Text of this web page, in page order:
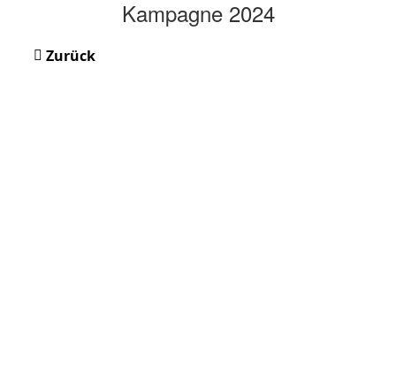
Kampagne 2024
Zurück